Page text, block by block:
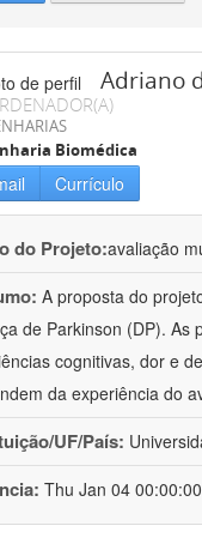
Adriano
Biomédica
Currículo
do Projeto:avaliação
A proposta do
de Parkinson (DP). As
cognitivas, dor e
da experiência do
UF/País:
Thu Jan 04